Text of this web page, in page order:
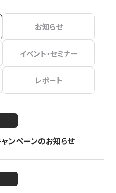
お知らせ
イベント・セミナー
レポート
ンペーンのお知らせ